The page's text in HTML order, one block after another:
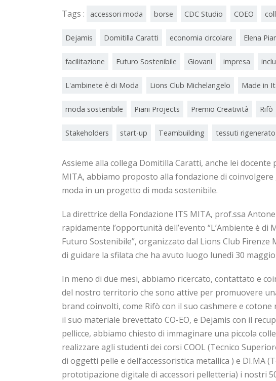
Tags : accessori moda borse CDC Studio COEO
Dejamis Domitilla Caratti economia circolare Elena
facilitazione Futuro Sostenibile Giovani impresa
L'ambinete è di Moda Lions Club Michelangelo Made in
moda sostenibile Piani Projects Premio Creatività Rifò
Stakeholders start-up Teambuilding tessuti rigenerato
Assieme alla collega Domitilla Caratti, anche lei docente
MITA, abbiamo proposto alla fondazione di coinvolgere
moda in un progetto di moda sostenibile.
La direttrice della Fondazione ITS MITA, prof.ssa
rapidamente l’opportunità dell’evento “L’Ambiente è di
Futuro Sostenibile”, organizzato dal Lions Club Firenze
di guidare la sfilata che ha avuto luogo lunedì 30 maggio
In meno di due mesi, abbiamo ricercato, contattato e
del nostro territorio che sono attive per promuovere
brand coinvolti, come Rifò con il suo cashmere e cotone
il suo materiale brevettato CO-EO, e Dejamis con il
pellicce, abbiamo chiesto di immaginare una piccola
realizzare agli studenti dei corsi COOL (Tecnico
di oggetti pelle e dell’accessoristica metallica ) e DI.MA
prototipazione digitale di accessori pelletteria) i nostri